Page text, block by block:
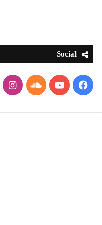
Social
فيسبوكيوتيوبساوند